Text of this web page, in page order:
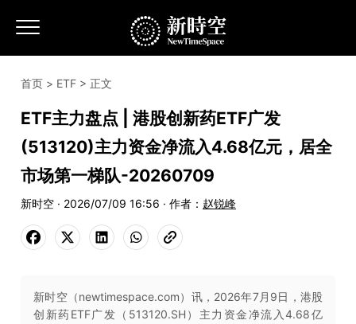
首页 > ETF > 正文
ETF主力盘点 | 港股创新药ETF广发
(513120)主力资金净流入4.68亿元，居全
市场第一梯队-20260709
新时空 · 2026/07/09 16:56 · 作者： 赵锐峰
新时空（newtimespace.com）讯，2026年7月9日，港股
创新药ETF广发（513120.SH）主力资金净流入4.68亿